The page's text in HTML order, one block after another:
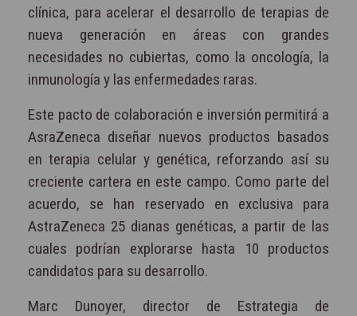
clínica, para acelerar el desarrollo de terapias de
nueva generación en áreas con grandes
necesidades no cubiertas, como la oncología, la
inmunología y las enfermedades raras.
Este pacto de colaboración e inversión permitirá a
AsraZeneca diseñar nuevos productos basados
en terapia celular y genética, reforzando así su
creciente cartera en este campo. Como parte del
acuerdo, se han reservado en exclusiva para
AstraZeneca 25 dianas genéticas, a partir de las
cuales podrían explorarse hasta 10 productos
candidatos para su desarrollo.
Marc Dunoyer, director de Estrategia de